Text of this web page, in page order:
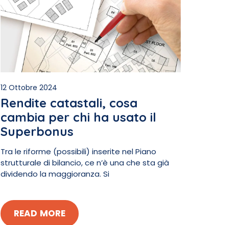
12 Ottobre 2024
Rendite catastali, cosa
cambia per chi ha usato il
Superbonus
Tra le riforme (possibili) inserite nel Piano
strutturale di bilancio, ce n’è una che sta già
dividendo la maggioranza. Si
READ MORE